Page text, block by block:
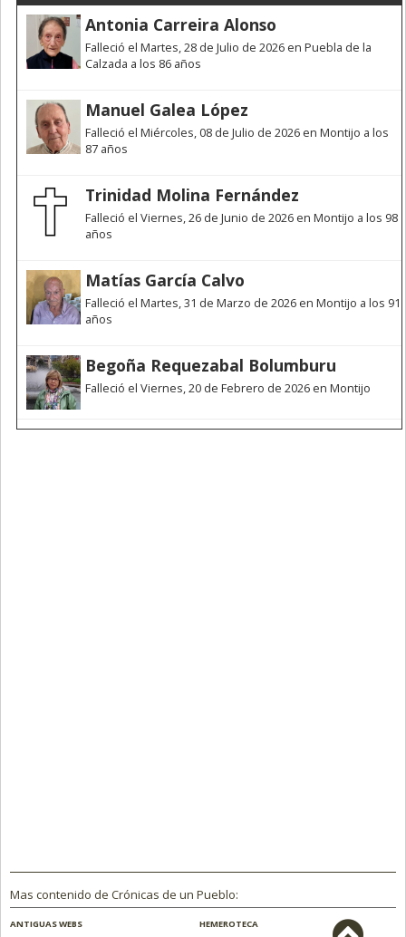
Antonia Carreira Alonso
Falleció el Martes, 28 de Julio de 2026 en Puebla de la
Calzada a los 86 años
Manuel Galea López
Falleció el Miércoles, 08 de Julio de 2026 en Montijo a los
87 años
Trinidad Molina Fernández
Falleció el Viernes, 26 de Junio de 2026 en Montijo a los 98
años
Matías García Calvo
Falleció el Martes, 31 de Marzo de 2026 en Montijo a los 91
años
Begoña Requezabal Bolumburu
Falleció el Viernes, 20 de Febrero de 2026 en Montijo
Mas contenido de Crónicas de un Pueblo:
ANTIGUAS WEBS HEMEROTECA